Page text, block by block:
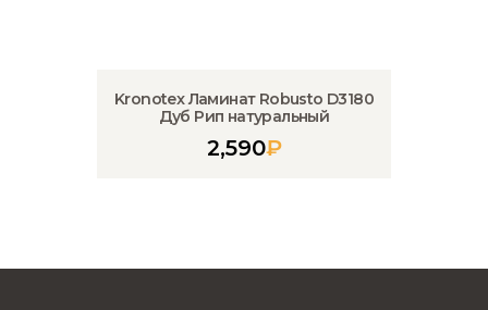
Kronotex Ламинат Robusto D3180
Дуб Рип натуральный
2,590₽